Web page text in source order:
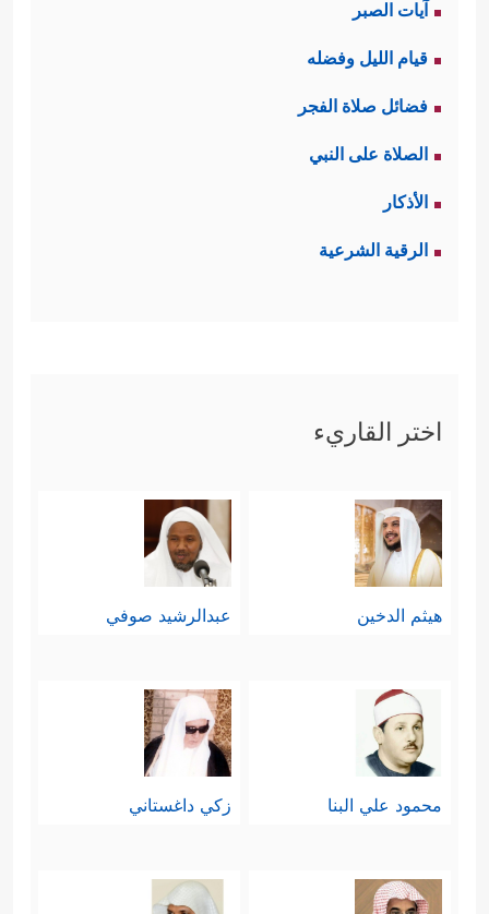
آيات الصبر
قيام الليل وفضله
فضائل صلاة الفجر
الصلاة على النبي
الأذكار
الرقية الشرعية
اختر القاريء
هيثم الدخين عبدالرشيد صوفي
محمود علي البنا زكي داغستاني